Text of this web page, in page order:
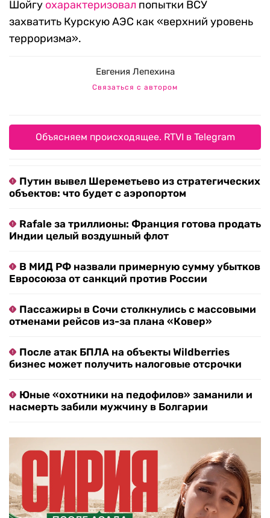
Шойгу охарактеризовал попытки ВСУ
захватить Курскую АЭС как «верхний уровень
терроризма».
Евгения Лепехина
Связаться с автором
Объясняем происходящее. RTVI в Telegram
Путин вывел Шереметьево из стратегических
объектов: что будет с аэропортом
Rafale за триллионы: Франция готова продать
Индии целый воздушный флот
В МИД РФ назвали примерную сумму убытков
Евросоюза от санкций против России
Пассажиры в Сочи столкнулись с массовыми
отменами рейсов из-за плана «Ковер»
После атак БПЛА на объекты Wildberries
бизнес может получить налоговые отсрочки
Юные «охотники на педофилов» заманили и
насмерть забили мужчину в Болгарии